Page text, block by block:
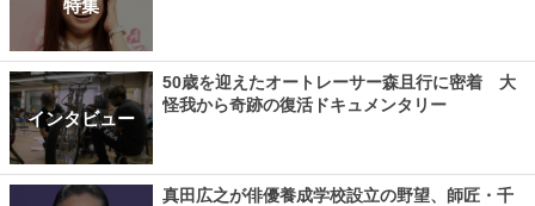
特集
インタビュー
50歳を迎えたオートレーサー森且行に密着 大
怪我から奇跡の復活ドキュメンタリー
真田広之が俳優養成学校設立の野望、師匠・千